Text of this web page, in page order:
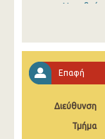
Ιουλίου
Ιουνίου
Επαφή
Διεύθυνση
Τμήμα